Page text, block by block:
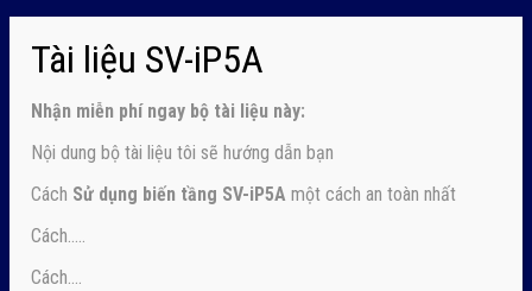
Tài liệu SV-iP5A
Nhận miễn phí ngay bộ tài liệu này:
Nội dung bộ tài liệu tôi sẽ hướng dẫn bạn
Cách Sử dụng biến tầng SV-iP5A một cách an toàn nhất
Cách…..
Cách….